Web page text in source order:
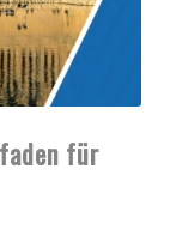
für